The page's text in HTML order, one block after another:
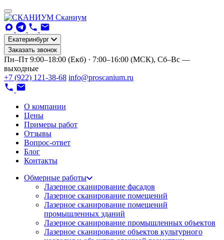
Сканиум
Екатеринбург
Заказать звонок
Пн–Пт 9:00–18:00 (Екб) · 7:00–16:00 (МСК), Сб–Вс —
выходные
+7 (922) 121-38-68 info@proscanium.ru
О компании
Цены
Примеры работ
Отзывы
Вопрос-ответ
Блог
Контакты
Обмерные работы
Лазерное сканирование фасадов
Лазерное сканирование помещений
Лазерное сканирование помещений
промышленных зданий
Лазерное сканирование промышленных объектов
Лазерное сканирование объектов культурного